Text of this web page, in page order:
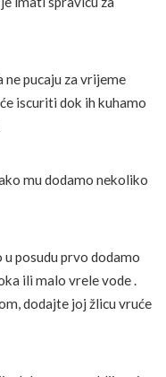
pucaju za vrijeme
iscuriti dok ih kuhamo
mu dodamo nekoliko
posudu prvo dodamo
ili malo vrele vode .
dodajte joj žlicu vruće